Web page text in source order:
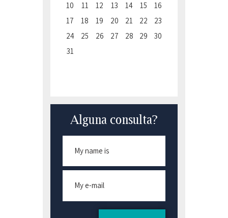
10
11 12 13 14 15
16
17
18 19 20 21 22
23
24
25 26 27 28 29
30
31
Alguna consulta?